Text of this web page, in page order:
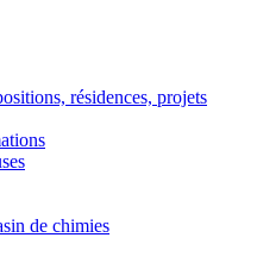
résidences, projets
de chimies